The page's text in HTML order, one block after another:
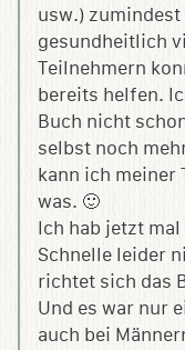
usw.)
gesundheitlich
Teilnehmern
bereits helfen.
Buch nicht
selbst noch
kann ich meiner
was. 🙂
Ich hab jetzt
Schnelle leider
richtet sich das
Und es war nur
auch bei